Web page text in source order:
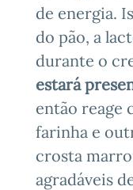
de energia.
do pão, a
durante o
estará
então reage
farinha e
crosta
agradáveis